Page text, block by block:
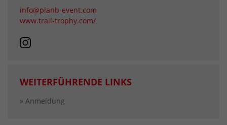
info@planb-event.com
www.trail-trophy.com/
WEITERFÜHRENDE LINKS
» Anmeldung